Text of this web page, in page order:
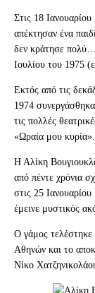
Στις 18
απέκτησαν ένα
δεν κράτησε πολύ…
Ιουλίου του 1975
Εκτός από τις
1974
τις πολλές
«Ωραία μου κυρία».
Η Αλίκη
από πέντε χρόνια
στις 25
έμεινε μυστικός
Ο γάμος
Αθηνών και το
Νίκο